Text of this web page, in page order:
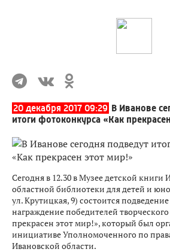
20 декабря 2017 09:29 В Иванове
итоги фотоконкурса «Как
Сегодня в 12.30 в Музее детской книги
областной библиотеки для детей и
ул. Крутицкая, 9) состоится
награждение победителей
прекрасен этот мир!», который был
инициативе Уполномоченного по
Ивановской области.